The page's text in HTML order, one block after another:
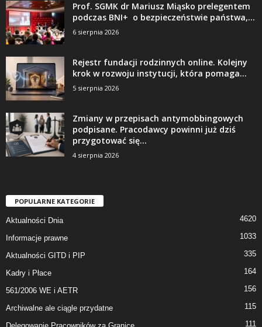
Prof. SGMK dr Mariusz Miąsko prelegentem
podczas BNI+ o bezpieczeństwie państwa,...
6 sierpnia 2026
Rejestr fundacji rodzinnych online. Kolejny
krok w rozwoju instytucji, która pomaga...
5 sierpnia 2026
Zmiany w przepisach antymobbingowych
podpisane. Pracodawcy powinni już dziś
przygotować się...
4 sierpnia 2026
POPULARNE KATEGORIE
Aktualności Dnia 4620
Informacje prawne 1033
Aktualności GITD i PIP 335
Kadry i Płace 164
561/2006 WE i AETR 156
Archiwalne ale ciągle przydatne 115
111